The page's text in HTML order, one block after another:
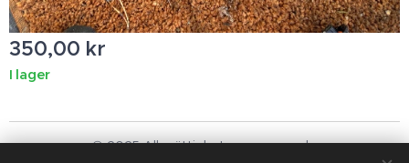
350,00 kr
I lager
© 2025 Alla rättigheter reserverade